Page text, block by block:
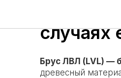
Что
случаях
Брус ЛВЛ (LVL) —
древесный